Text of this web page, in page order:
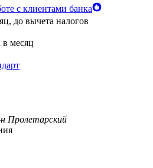
с клиентами банка
до вычета налогов
месяц
Пролетарский